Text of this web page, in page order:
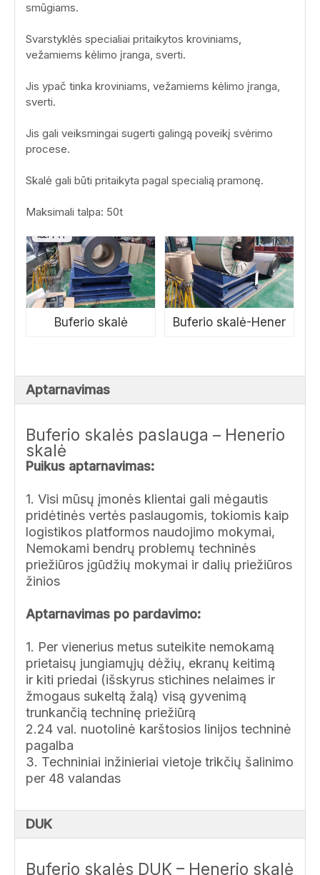
smūgiams.
Svarstyklės specialiai pritaikytos kroviniams,
vežamiems kėlimo įranga, sverti.
Jis ypač tinka kroviniams, vežamiems kėlimo įranga,
sverti.
Jis gali veiksmingai sugerti galingą poveikį svėrimo
procese.
Skalė gali būti pritaikyta pagal specialią pramonę.
Maksimali talpa: 50t
Buferio skalė Buferio skalė-Hener
Aptarnavimas
Buferio skalės paslauga – Henerio
skalė
Puikus aptarnavimas:
1. Visi mūsų įmonės klientai gali mėgautis
pridėtinės vertės paslaugomis, tokiomis kaip
logistikos platformos naudojimo mokymai,
Nemokami bendrų problemų techninės
priežiūros įgūdžių mokymai ir dalių priežiūros
žinios
Aptarnavimas po pardavimo:
1. Per vienerius metus suteikite nemokamą
prietaisų jungiamųjų dėžių, ekranų keitimą
ir kiti priedai (išskyrus stichines nelaimes ir
žmogaus sukeltą žalą) visą gyvenimą
trunkančią techninę priežiūrą
2.24 val. nuotolinė karštosios linijos techninė
pagalba
3. Techniniai inžinieriai vietoje trikčių šalinimo
per 48 valandas
DUK
Buferio skalės DUK – Henerio skalė